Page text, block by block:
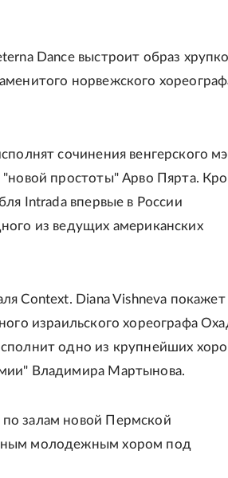
Dance выстроит образ
норвежского
сочинения венгерского
"новой простоты" Арво Пярта.
Intrada впервые в России
из ведущих американских
Context. Diana Vishneva покажет
израильского хореографа
одно из крупнейших
Владимира Мартынова.
залам новой Пермской
молодежным хором под